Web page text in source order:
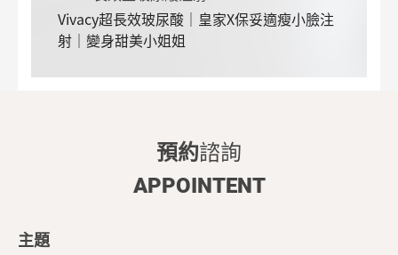
Vivacy超長效玻尿酸｜皇家X保妥適瘦小臉注
射｜變身甜美小姐姐
預約諮詢
APPOINTENT
主題